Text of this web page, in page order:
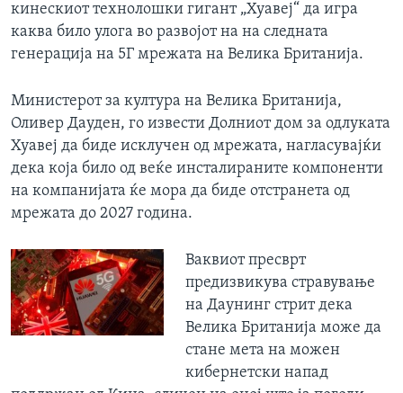
кинескиот технолошки гигант „Хуавеј“ да игра
каква било улога во развојот на на следната
генерација на 5Г мрежата на Велика Британија.
Министерот за култура на Велика Британија,
Оливер Дауден, го извести Долниот дом за одлуката
Хуавеј да биде исклучен од мрежата, нагласувајќи
дека која било од веќе инсталираните компоненти
на компанијата ќе мора да биде отстранета од
мрежата до 2027 година.
Ваквиот пресврт
предизвикува стравување
на Даунинг стрит дека
Велика Британија може да
стане мета на можен
кибернетски напад